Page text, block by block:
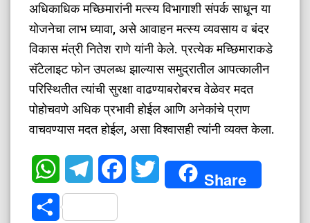
अधिकाधिक मच्छिमारांनी मत्स्य विभागाशी संपर्क साधून या
योजनेचा लाभ घ्यावा, असे आवाहन मत्स्य व्यवसाय व बंदर
विकास मंत्री नितेश राणे यांनी केले. प्रत्येक मच्छिमाराकडे
सॅटेलाइट फोन उपलब्ध झाल्यास समुद्रातील आपत्कालीन
परिस्थितीत त्यांची सुरक्षा वाढण्याबरोबरच वेळेवर मदत
पोहोचवणे अधिक प्रभावी होईल आणि अनेकांचे प्राण
वाचवण्यास मदत होईल, असा विश्वासही त्यांनी व्यक्त केला.
WhatsAppTelegramFacebookTwitter Share
Share